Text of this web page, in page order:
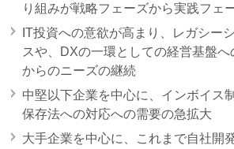
り組みが戦略フェーズから実践フェ
IT投資への意欲が高まり、レガシー
スや、DXの一環としての経営基盤
からのニーズの継続
中堅以下企業を中心に、インボイス
保存法への対応への需要の急拡大
大手企業を中心に、これまで自社開